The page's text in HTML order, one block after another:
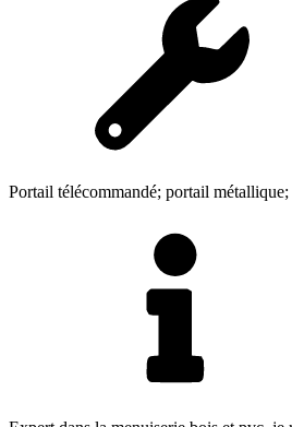
Portail télécommandé; portail